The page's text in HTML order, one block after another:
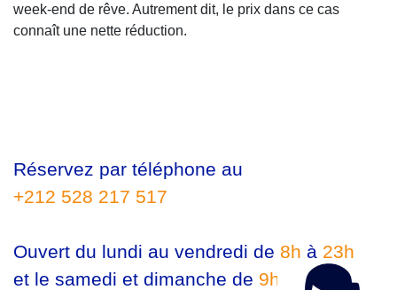
week-end de rêve. Autrement dit, le prix dans ce cas
connaît une nette réduction.
Réservez par téléphone au
+212 528 217 517
Ouvert du lundi au vendredi de 8h à 23h
et le samedi et dimanche de 9h 23h